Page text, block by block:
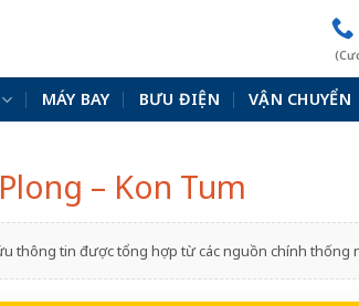
MÁY BAY BƯU ĐIỆN VẬN CHUYỂN
– Kon Tum
thông tin được tổng hợp từ các nguồn chính thống